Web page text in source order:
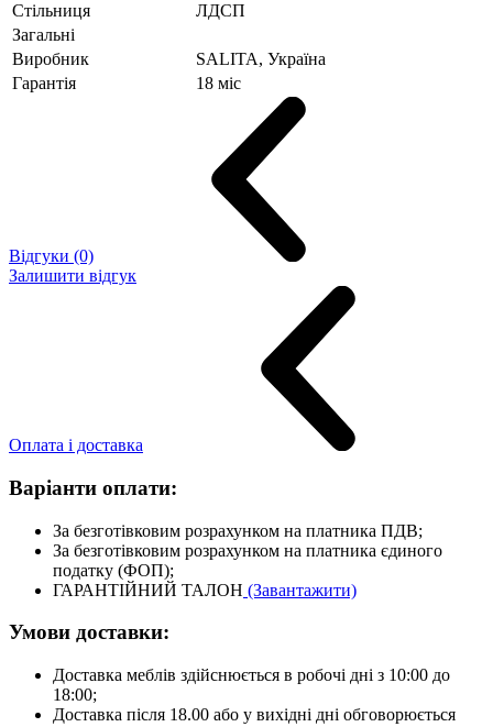
Стільниця
ЛДСП
Загальні
Виробник
SALITA, Україна
Гарантія
18 міс
Відгуки (0)
Залишити відгук
Оплата і доставка
Варіанти оплати:
За безготівковим розрахунком на платника ПДВ;
За безготівковим розрахунком на платника єдиного
податку (ФОП);
ГАРАНТІЙНИЙ ТАЛОН (Завантажити)
Умови доставки:
Доставка меблів здійснюється в робочі дні з 10:00 до
18:00;
Доставка після 18.00 або у вихідні дні обговорюється